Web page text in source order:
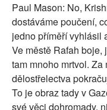
Paul Mason: No,
dostáváme poučení,
jedno příměří vyhlásil
Ve městě Rafah boje,
tam mnoho mrtvol.
dělostřelectva
To je obraz tady v
své věci dohromady,